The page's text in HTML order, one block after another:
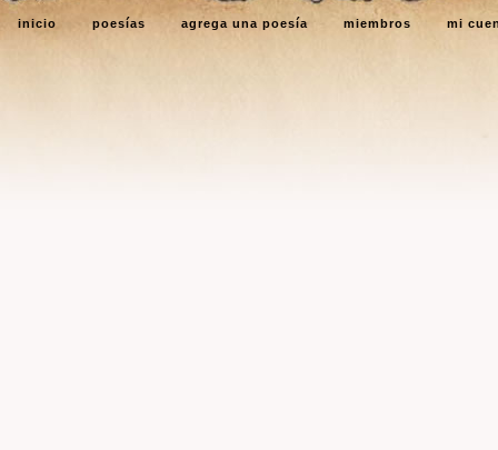
inicio poesías agrega una poesía miembros mi